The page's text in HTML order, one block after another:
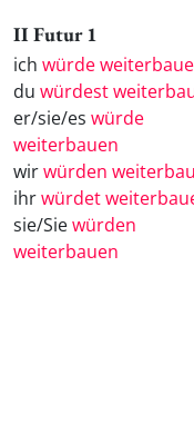
II Futur 1
ich würde
du würdest
er/sie/es würde
weiterbauen
wirwürden
ihrwürdet
sie/Siewürden
weiterbauen